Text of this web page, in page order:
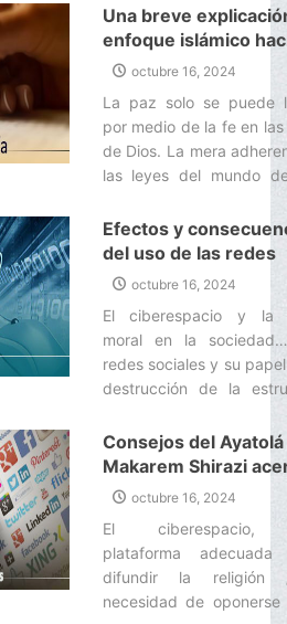
mundo han
países natales y han
otros países
discriminación racial,
o las amenazas
económicas o de
Una breve
enfoque islámico
pazoctubre 16, 2024
La paz solo se puede
por medio de la fe en las
de Dios. La mera
las leyes del mundo
inseguridad del mundo.‌
Efectos y
del uso de las redes
sociales desde el
Makarem Shirazi
octubre 16, 2024
El ciberespacio y la
moral en la
redes sociales y su
destrucción de la
un ámbito para la
Consejos del Ayatolá
Makarem Shirazi
de la necesidad de
ciberespacio y las
Sociales
octubre 16, 2024
El ciberespacio,
plataforma adecuada
difundir la
necesidad de